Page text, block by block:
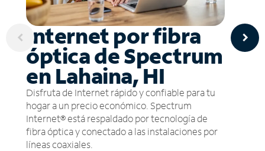
Internet por fibra
óptica de Spectrum
en Lahaina, HI
Disfruta de Internet rápido y confiable para tu
hogar a un precio económico. Spectrum
Internet® está respaldado por tecnología de
fibra óptica y conectado a las instalaciones por
líneas coaxiales.